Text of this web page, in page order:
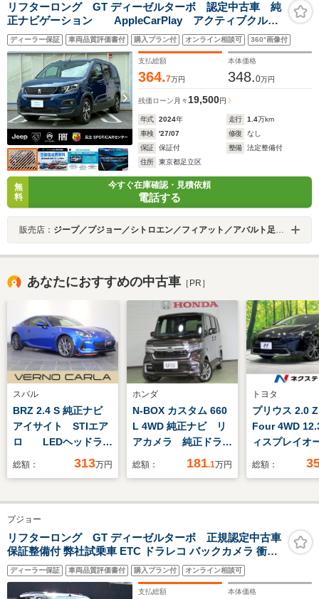
リフターロング GT ディーゼルターボ 認定中古車 純
正ナビゲーション AppleCarPlay アクティブクルー
ズコントロール ブラインドスポットモニター ドライ
ブレコーダー レーンキープアシスト バックカメラ 7
人乗り 両側スライドドア
ディーラー保証 車両品質評価書付 購入プラン付 オンライン相談可 360°画像付
支払総額
364.7万円
本体価格
348.0万円
残価ローン 月々19,500円
年式 2024年 走行 1.4万km
車検
'27/07 修復
なし
保証
保証付 整備
法定整備付
住所
東京都足立区
無
料
今すぐ在庫確認・見積依頼
電話する
販売店： ジープ／プジョー／シトロエン／フィアット／アバルト足立ＳＰＯＴｉＣＡＲセンター
あなたにおすすめの中古車 ［PR］
スバル
BRZ 2.4 S 純正ナビ
アイサイト STIエア
ロ LEDヘッドライ
ト 前席シートヒータ
Bluetooth
総額： 313万円
ホンダ
N-BOX カスタム 660
L 4WD 純正ナビ リ
アカメラ 純正ドラレ
コ LEDフォグ ETC
総額： 181.1万円
トヨタ
プリウス 2.0
Four 4WD
ィスプレイオ
オ 全周囲
シートエアコ
ド ETC
正19インチ
ング
総額：
プジョー
リフターロング GT ディーゼルターボ 正規認定中古車
保証整備付 弊社試乗車 ETC ドラレコ バックカメラ 衝突
軽減ブレーキ アイドリングストップ 障害物ソナー 車線キ
ープ アダプティブクルコン LEDライト 純正ホイール 3列
シート
ディーラー保証 車両品質評価書付 購入プラン付 オンライン相談可
支払総額 本体価格